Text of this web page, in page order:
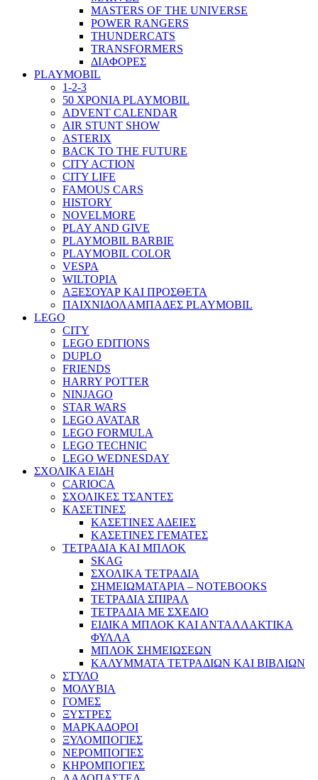
MASTERS OF THE UNIVERSE
POWER RANGERS
THUNDERCATS
TRANSFORMERS
ΔΙΑΦΟΡΕΣ
PLAYMOBIL
1-2-3
50 ΧΡΟΝΙΑ PLAYMOBIL
ADVENT CALENDAR
AIR STUNT SHOW
ASTERIX
BACK TO THE FUTURE
CITY ACTION
CITY LIFE
FAMOUS CARS
HISTORY
NOVELMORE
PLAY AND GIVE
PLAYMOBIL BARBIE
PLAYMOBIL COLOR
VESPA
WILTOPIA
ΑΞΕΣΟΥΑΡ ΚΑΙ ΠΡΟΣΘΕΤΑ
ΠΑΙΧΝΙΔΟΛΑΜΠΑΔΕΣ PLAYMOBIL
LEGO
CITY
LEGO EDITIONS
DUPLO
FRIENDS
HARRY POTTER
NINJAGO
STAR WARS
LEGO AVATAR
LEGO FORMULA
LEGO TECHNIC
LEGO WEDNESDAY
ΣΧΟΛΙΚΑ ΕΙΔΗ
CARIOCA
ΣΧΟΛΙΚΕΣ ΤΣΑΝΤΕΣ
ΚΑΣΕΤΙΝΕΣ
ΚΑΣΕΤΙΝΕΣ ΑΔΕΙΕΣ
ΚΑΣΕΤΙΝΕΣ ΓΕΜΑΤΕΣ
ΤΕΤΡΑΔΙΑ ΚΑΙ ΜΠΛΟΚ
SKAG
ΣΧΟΛΙΚΑ ΤΕΤΡΑΔΙΑ
ΣΗΜΕΙΩΜΑΤΑΡΙΑ – NOTEBOOKS
ΤΕΤΡΑΔΙΑ ΣΠΙΡΑΛ
ΤΕΤΡΑΔΙΑ ΜΕ ΣΧΕΔΙΟ
ΕΙΔΙΚΑ ΜΠΛΟΚ ΚΑΙ ΑΝΤΑΛΛΑΚΤΙΚΑ
ΦΥΛΛΑ
ΜΠΛΟΚ ΣΗΜΕΙΩΣΕΩΝ
ΚΑΛΥΜΜΑΤΑ ΤΕΤΡΑΔΙΩΝ ΚΑΙ ΒΙΒΛΙΩΝ
ΣΤΥΛΟ
ΜΟΛΥΒΙΑ
ΓΟΜΕΣ
ΞΥΣΤΡΕΣ
ΜΑΡΚΑΔΟΡΟΙ
ΞΥΛΟΜΠΟΓΙΕΣ
ΝΕΡΟΜΠΟΓΙΕΣ
ΚΗΡΟΜΠΟΓΙΕΣ